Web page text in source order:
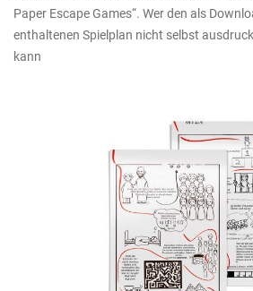
Paper Escape Games“. Wer den als
enthaltenen Spielplan nicht selbst
kann